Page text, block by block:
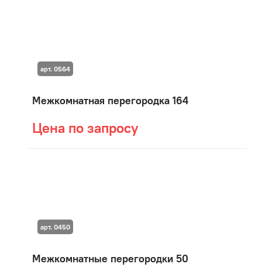
Межкомнатная перегородка 164
Цена по запросу
арт. 0564
Межкомнатные перегородки 50
арт. 0450